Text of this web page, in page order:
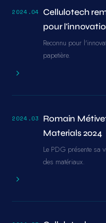
2024.04
Cellulotech
pour
Reconnu pour
papetière.
2024.03
Romain
Materials 2024
Le PDG présente sa
des matériaux.